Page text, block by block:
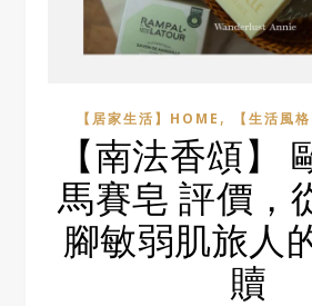
【居家生活】HOME , 【生活風
【南法香頌】
馬賽皂 評價，
腳敏弱肌旅人
贖